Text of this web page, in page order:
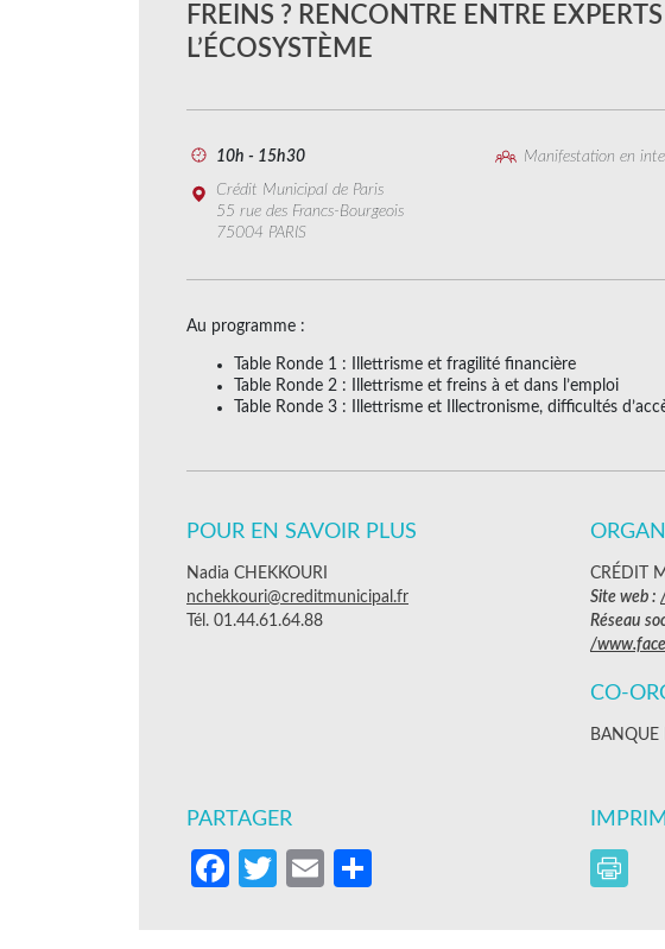
FREINS ? RENCONTRE ENTRE
L’ÉCOSYSTÈME
10h - 15h30
Manifestation en
Crédit Municipal de Paris
55 rue des Francs-Bourgeois
75004 PARIS
Au programme :
Table Ronde 1 : Illettrisme et fragilité financière
Table Ronde 2 : Illettrisme et freins à et dans l’emploi
Table Ronde 3 : Illettrisme et Illectronisme, difficultés
POUR EN SAVOIR PLUS
Nadia CHEKKOURI
nchekkouri@creditmunicipal.fr
Tél. 01.44.61.64.88
CRÉDIT
Site web :
Réseau
/
CO-
BANQUE
PARTAGER
Facebook
Twitter
Email